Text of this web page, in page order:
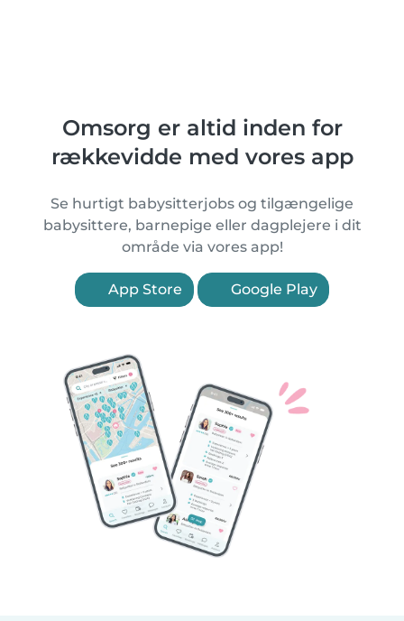
Omsorg er altid inden for
rækkevidde med vores app
Se hurtigt babysitterjobs og tilgængelige
babysittere, barnepige eller dagplejere i dit
område via vores app!
App Store Google Play